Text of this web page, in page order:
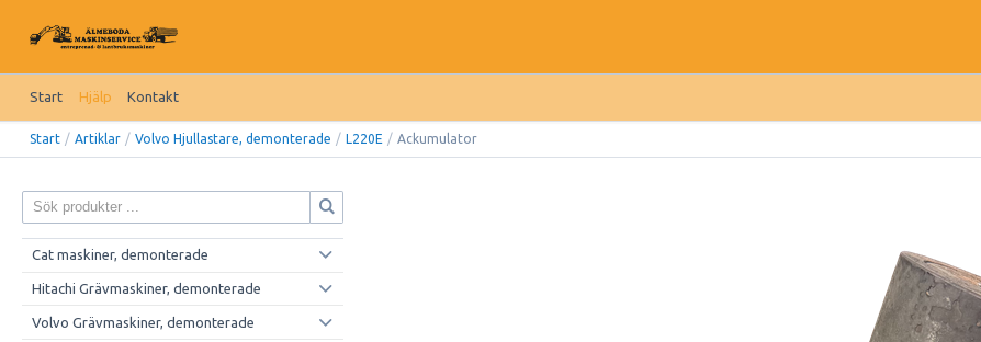
Start Hjälp Kontakt
Start / Artiklar / Volvo Hjullastare, demonterade / L220E / Ackumulator
Cat maskiner, demonterade
Hitachi Grävmaskiner, demonterade
Volvo Grävmaskiner, demonterade